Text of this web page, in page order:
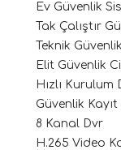
Ev Güvenlik
Tak Çalıştır
Teknik
Elit Güvenlik
Hızlı Kurulum
Güvenlik Kayıt
8 Kanal Dvr
H.265 Video